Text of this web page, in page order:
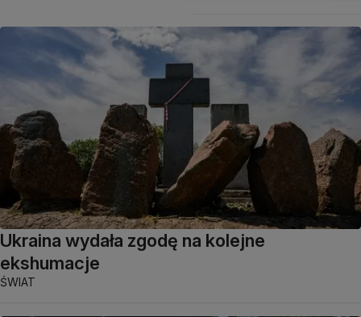
Ukraina wydała zgodę na kolejne
ekshumacje
ŚWIAT